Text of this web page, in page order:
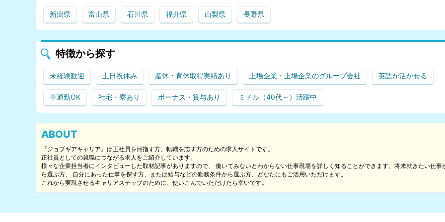
新潟県 富山県 石川県 福井県 山梨県 長野県
特徴から探す
未経験歓迎 土日祝休み 産休・育休取得実績あり 上場企業・上場企業のグループ会社 英語が活かせる
車通勤OK 社宅・寮あり ボーナス・賞与あり ミドル（40代～）活躍中
ABOUT
『ジョブギアキャリア』は正社員を目指す方、転職を志す方のための求人サイトです。
正社員としての就職につながる求人をご紹介しています。
様々な企業担当者にインタビューした取材記事がありますので、 働いてみないとわからない仕事現場を詳しく知ることができます。将来就きたい仕事
ら選ぶ方、 自分にあった仕事を探す方、または給与などの勤務条件から選ぶ方、どなたにもご活用いただけます。
これから実現させるキャリアステップのために、使いこんでいただけたら幸いです。